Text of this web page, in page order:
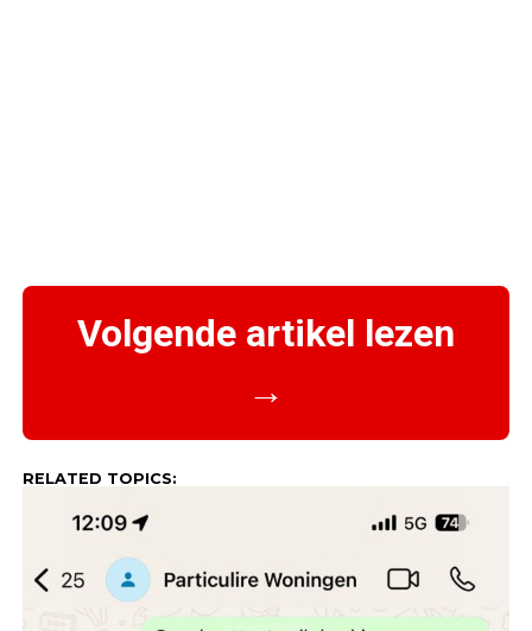
Volgende artikel lezen
→
RELATED TOPICS: